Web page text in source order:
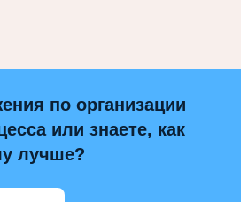
по организации
или знаете, как
лучше?